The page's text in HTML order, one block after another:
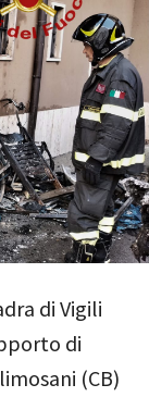
di Vigili
di
(CB)